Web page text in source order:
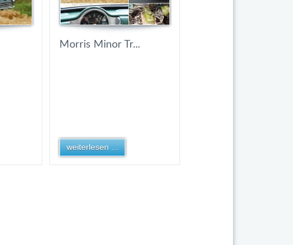
Morris Minor Tr...
weiterlesen ...